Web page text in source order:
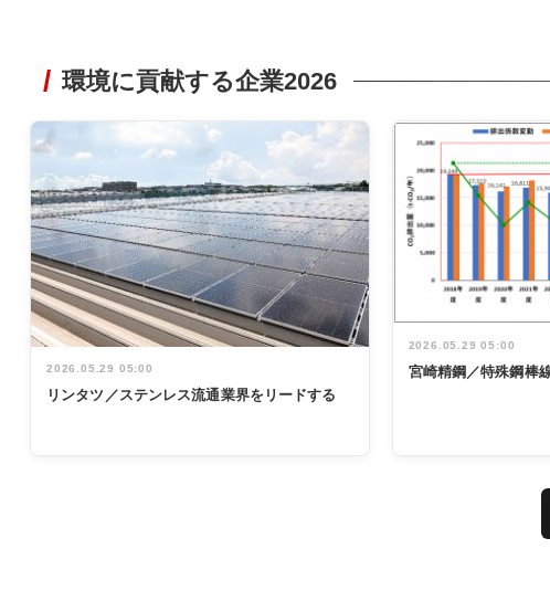
環境に貢献する企業2026
2026.05.29 05:00
リンタツ／ステンレス流通業界をリードする
2026.05.29 05:00
宮崎精鋼／特殊鋼棒